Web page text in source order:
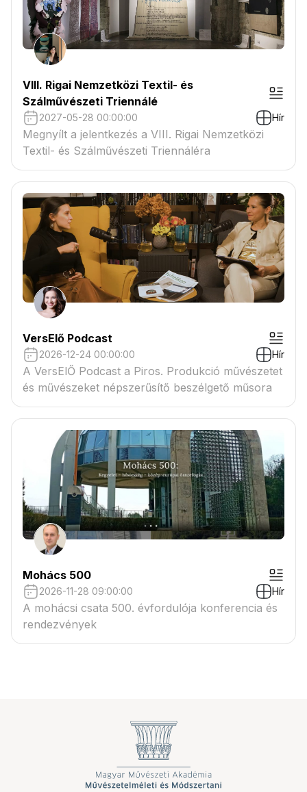
VIII. Rigai Nemzetközi Textil- és
Szálművészeti Triennálé
2027-05-28 00:00:00 Hír
Megnyílt a jelentkezés a VIII. Rigai Nemzetközi
Textil- és Szálművészeti Triennáléra
VersElő Podcast
2026-12-24 00:00:00 Hír
A VersElŐ Podcast a Piros. Produkció művészetet
és művészeket népszerűsítő beszélgető műsora
Mohács 500
2026-11-28 09:00:00 Hír
A mohácsi csata 500. évfordulója konferencia és
rendezvények